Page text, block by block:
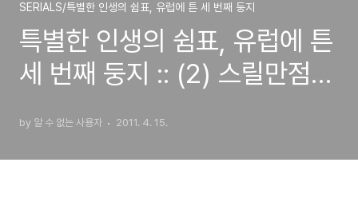
SERIALS/특별한 인생의 쉼표, 유럽에 튼 세 번째 둥지
특별한 인생의 쉼표, 유럽에 튼
세 번째 둥지 :: (2) 스릴만점
by 알 수 없는 사용자 2011. 4. 15.